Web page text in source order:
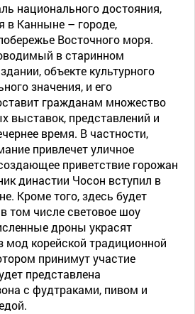
национального достояния,
в Канныне – городе,
Восточного моря.
в старинном
объекте культурного
значения, и его
гражданам множество
выставок, представлений и
время. В частности,
привлечет уличное
приветствие горожан
династии Чосон вступил в
Кроме того, здесь будет
том числе световое шоу
дроны украсят
мод корейской традиционной
принимут участие
представлена
с фудтраками, пивом и